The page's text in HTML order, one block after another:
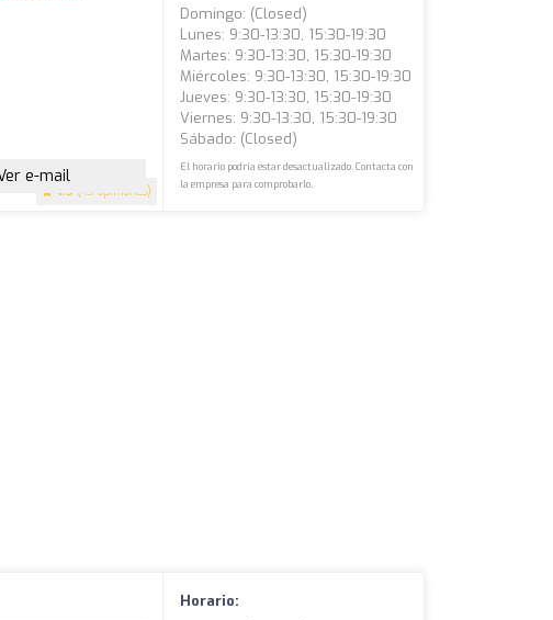
4.9 (43 opiniones)
e-mail
Domingo: (closed)
Lunes: 9:30-13:30, 15:30-19:30
Martes: 9:30-13:30, 15:30-19:30
Miércoles: 9:30-13:30, 15:30-19:30
Jueves: 9:30-13:30, 15:30-19:30
Viernes: 9:30-13:30, 15:30-19:30
Sábado: (closed)
El horario podría estar desactualizado. Contacta con
la empresa para comprobarlo.
Horario: